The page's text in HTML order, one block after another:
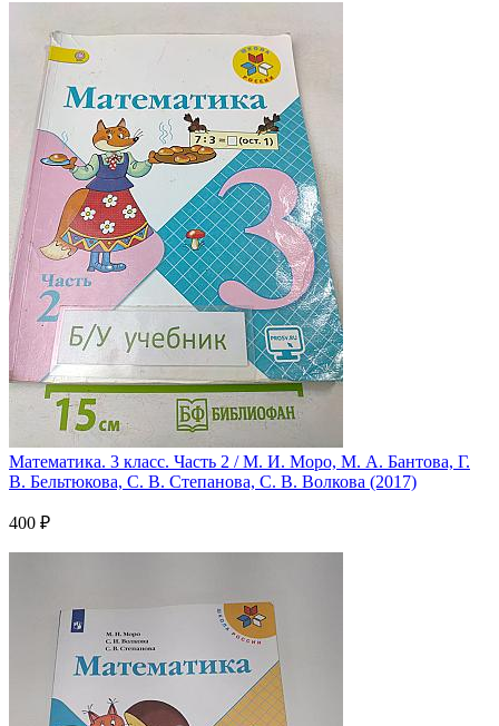
Математика. 3 класс. Часть 2 / М. И. Моро, М. А. Бантова, Г.
В. Бельтюкова, С. В. Степанова, С. В. Волкова (2017)
400 ₽